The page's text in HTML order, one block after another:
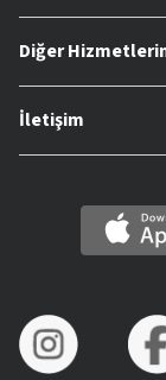
Diğer
İletişim